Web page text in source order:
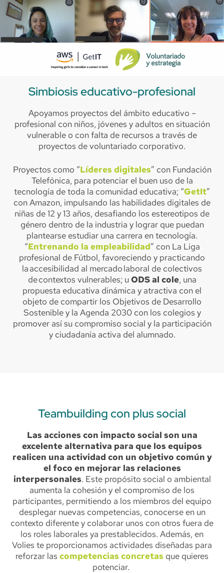
Simbiosis educativo-profesional
Apoyamos proyectos del ámbito educativo –
profesional con niños, jóvenes y adultos en situación
vulnerable o con falta de recursos a través de
proyectos de voluntariado corporativo.
Proyectos como “Líderes digitales” con Fundación
Telefónica, para potenciar el buen uso de la
tecnología de toda la comunidad educativa; “GetIt”
con Amazon, impulsando las habilidades digitales de
niñas de 12 y 13 años, desafiando los estereotipos de
género dentro de la industria y lograr que puedan
plantearse estudiar una carrera en tecnología.
“Entrenando la empleabilidad” con La Liga
profesional de Fútbol, favoreciendo y practicando
la accesibilidad al mercado laboral de colectivos
de contextos vulnerables; u ODS al cole, una
propuesta educativa dinámica y atractiva con el
objeto de compartir los Objetivos de Desarrollo
Sostenible y la Agenda 2030 con los colegios y
promover así su compromiso social y la participación
y ciudadanía activa del alumnado.
Teambuilding con plus social
Las acciones con impacto social son una
excelente alternativa para que los equipos
realicen una actividad con un objetivo común y
el foco en mejorar las relaciones
interpersonales. Este propósito social o ambiental
aumenta la cohesión y el compromiso de los
participantes, permitiendo a los miembros del equipo
desplegar nuevas competencias, conocerse en un
contexto diferente y colaborar unos con otros fuera de
los roles laborales ya prestablecidos. Además, en
Volies te proporcionamos actividades diseñadas para
reforzar las competencias concretas que quieres
potenciar.